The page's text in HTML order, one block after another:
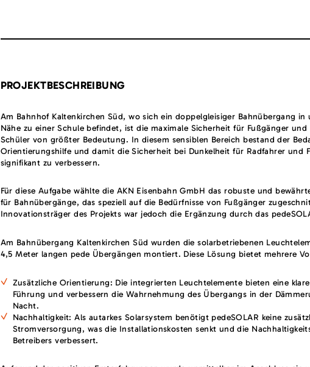
PROJEKTBESCHREIBUNG
Am Bahnhof Kaltenkirchen Süd, wo sich ein doppelgleisiger Bahnübergang in
Nähe zu einer Schule befindet, ist die maximale Sicherheit für Fußgänger und
Schüler von größter Bedeutung. In diesem sensiblen Bereich bestand der
Orientierungshilfe und damit die Sicherheit bei Dunkelheit für Radfahrer und
signifikant zu verbessern.
Für diese Aufgabe wählte die AKN Eisenbahn GmbH das robuste und
für Bahnübergänge, das speziell auf die Bedürfnisse von Fußgänger
Innovationsträger des Projekts war jedoch die Ergänzung durch das
Am Bahnübergang Kaltenkirchen Süd wurden die solarbetriebenen
4,5 Meter langen pede Übergängen montiert. Diese Lösung bietet mehrere
Zusätzliche Orientierung: Die integrierten Leuchtelemente bieten eine
Führung und verbessern die Wahrnehmung des Übergangs in der
Nacht.
Nachhaltigkeit: Als autarkes Solarsystem benötigt pedeSOLAR keine
Stromversorgung, was die Installationskosten senkt und die
Betreibers verbessert.